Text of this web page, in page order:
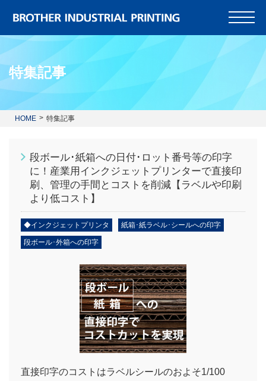
特集記事
HOME 特集記事
段ボール･紙箱への日付･ロット番号等の印字
に！産業用インクジェットプリンターで直接印
刷、管理の手間とコストを削減【ラベルや印刷
より低コスト】
◆インクジェットプリンタ 紙箱･紙ラベル･シールへの印字
段ボール･外箱への印字
直接印字のコストはラベルシールのおよそ1/100